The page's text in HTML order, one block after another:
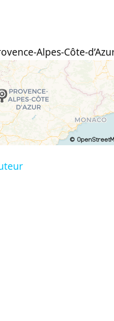
Alpes-Côte-d’Azur